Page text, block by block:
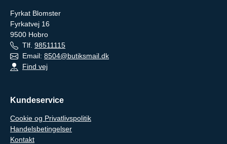
Fyrkat Blomster
Fyrkatvej 16
9500 Hobro
Tlf. 98511115
Email: 8504@butiksmail.dk
Find vej
Kundeservice
Cookie og Privatlivspolitik
Handelsbetingelser
Kontakt